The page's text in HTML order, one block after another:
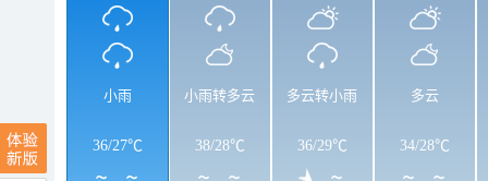
小雨
36/27℃
小雨转多云
38/28℃
多云转小雨
36/29℃
多云
34/28℃